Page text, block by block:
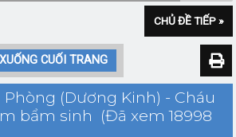
CHỦ ĐỀ TIẾP »
XUỐNG CUỐI TRANG
Phòng (Dương Kinh) - Cháu
bẩm sinh (Đã xem 18998